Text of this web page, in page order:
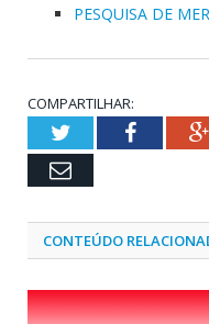
PESQUISA DE
COMPARTILHAR:
TwitterFacebook
Email
CONTEÚDO